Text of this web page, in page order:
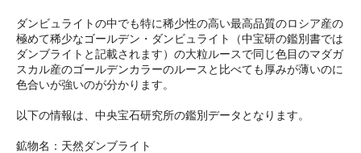
ダンビュライトの中でも特に稀少性の高い最高品質のロシア産の
極めて稀少なゴールデン・ダンビュライト（中宝研の鑑別書では
ダンブライトと記載されます）の大粒ルースで同じ色目のマダガ
スカル産のゴールデンカラーのルースと比べても厚みが薄いのに
色合いが強いのが分かります。
以下の情報は、中央宝石研究所の鑑別データとなります。
鉱物名：天然ダンブライト